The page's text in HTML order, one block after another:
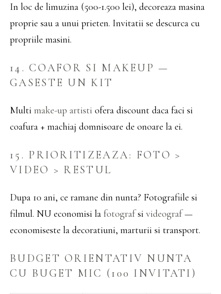
In loc de limuzina (500-1.500 lei), decoreaza masina
proprie sau a unui prieten. Invitatii se descurca cu
propriile masini.
14. COAFOR SI MAKEUP —
GASESTE UN KIT
Multi make-up artisti ofera discount daca faci si
coafura + machiaj domnisoare de onoare la ei.
15. PRIORITIZEAZA: FOTO >
VIDEO > RESTUL
Dupa 10 ani, ce ramane din nunta? Fotografiile si
filmul. NU economisi la fotografsi videograf—
economiseste la decoratiuni, marturii si transport.
BUDGET ORIENTATIV NUNTA
CU BUGET MIC (100 INVITATI)